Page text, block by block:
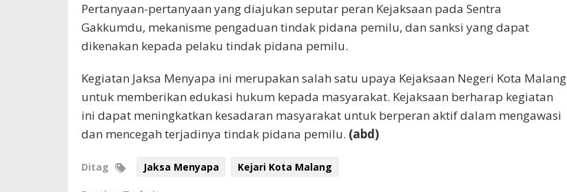
Pertanyaan-pertanyaan yang diajukan seputar peran Kejaksaan pada Sentra
Gakkumdu, mekanisme pengaduan tindak pidana pemilu, dan sanksi yang dapat
dikenakan kepada pelaku tindak pidana pemilu.
Kegiatan Jaksa Menyapa ini merupakan salah satu upaya Kejaksaan Negeri Kota Malang
untuk memberikan edukasi hukum kepada masyarakat. Kejaksaan berharap kegiatan
ini dapat meningkatkan kesadaran masyarakat untuk berperan aktif dalam mengawasi
dan mencegah terjadinya tindak pidana pemilu. (abd)
Ditag Jaksa Menyapa Kejari Kota Malang